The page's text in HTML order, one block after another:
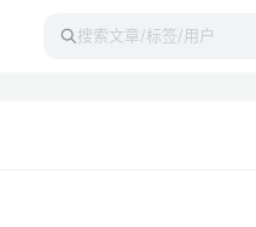
搜索文章/标签/用户